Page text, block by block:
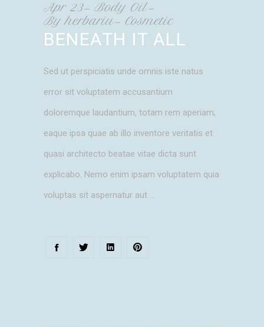
Apr 23
Body Oil
Byherbariu Cosmetic
BENEATH IT ALL
Sed ut perspiciatis unde omnis iste natus
error sit voluptatem accusantium
doloremque laudantium, totam rem aperiam,
eaque ipsa quae ab illo inventore veritatis et
quasi architecto beatae vitae dicta sunt
explicabo. Nemo enim ipsam voluptatem quia
voluptas sit aspernatur aut